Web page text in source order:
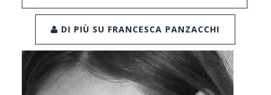
DI PIÙ SU FRANCESCA PANZACCHI